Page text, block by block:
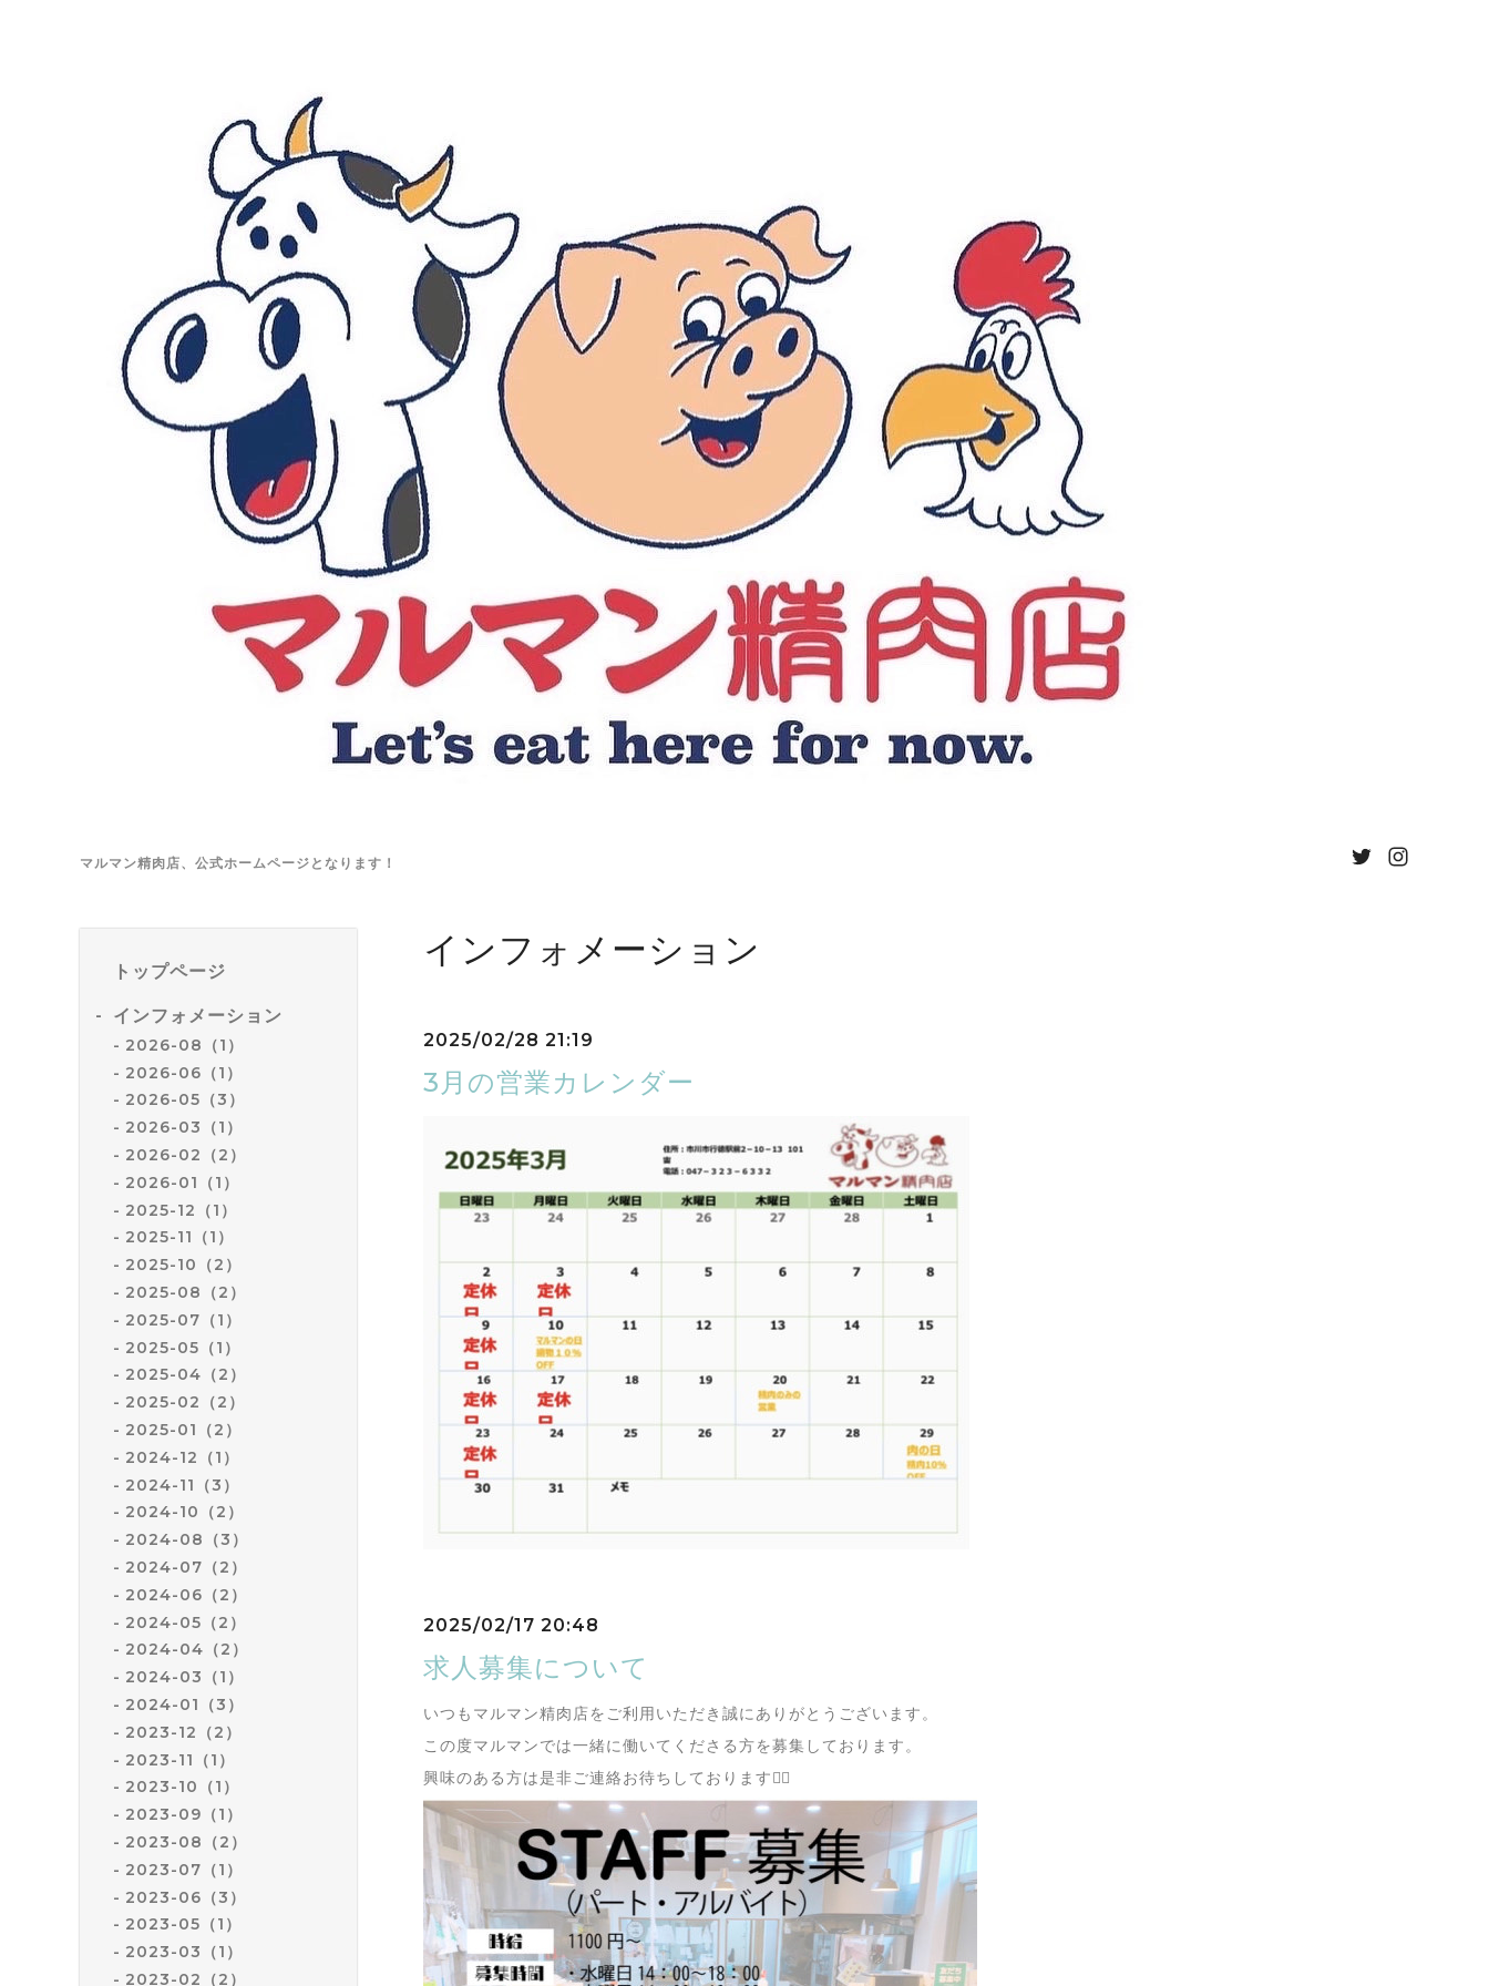
マルマン精肉店、公式ホームページとなります！
トップページ
インフォメーション
2026-08（1）
2026-06（1）
2026-05（3）
2026-03（1）
2026-02（2）
2026-01（1）
2025-12（1）
2025-11（1）
2025-10（2）
2025-08（2）
2025-07（1）
2025-05（1）
2025-04（2）
2025-02（2）
2025-01（2）
2024-12（1）
2024-11（3）
2024-10（2）
2024-08（3）
2024-07（2）
2024-06（2）
2024-05（2）
2024-04（2）
2024-03（1）
2024-01（3）
2023-12（2）
2023-11（1）
2023-10（1）
2023-09（1）
2023-08（2）
2023-07（1）
2023-06（3）
2023-05（1）
2023-03（1）
2023-02（2）
インフォメーション
2025/02/28 21:19
3月の営業カレンダー
2025/02/17 20:48
求人募集について
いつもマルマン精肉店をご利用いただき誠にありがとうございます。
この度マルマンでは一緒に働いてくださる方を募集しております。
興味のある方は是非ご連絡お待ちしております🙇‍♀️